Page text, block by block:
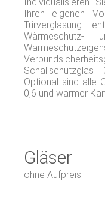
Ihren eigenen
Türverglasung
Wärmeschutz-
Schallschutzglas
Optional sind alle
0,6 und warmer
Gläser
ohne Aufpreis